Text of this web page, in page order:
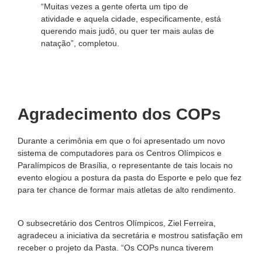
“Muitas vezes a gente oferta um tipo de
atividade e aquela cidade, especificamente, está
querendo mais judô, ou quer ter mais aulas de
natação”, completou.
Agradecimento dos COPs
Durante a cerimônia em que o foi apresentado um novo
sistema de computadores para os Centros Olímpicos e
Paralímpicos de Brasília, o representante de tais locais no
evento elogiou a postura da pasta do Esporte e pelo que fez
para ter chance de formar mais atletas de alto rendimento.
O subsecretário dos Centros Olímpicos, Ziel Ferreira,
agradeceu a iniciativa da secretária e mostrou satisfação em
receber o projeto da Pasta. “Os COPs nunca tiverem